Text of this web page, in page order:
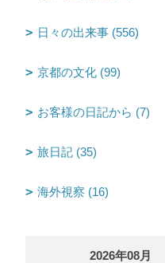
日々の出来事 (556)
京都の文化 (99)
お客様の日記から (7)
旅日記 (35)
海外視察 (16)
2026年08月